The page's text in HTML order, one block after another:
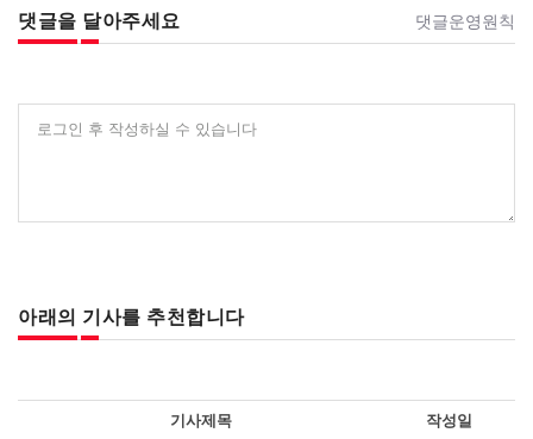
댓글을 달아주세요 댓글운영원칙
로그인 후 작성하실 수 있습니다
아래의 기사를 추천합니다
기사제목 작성일